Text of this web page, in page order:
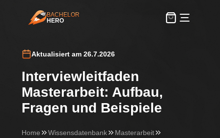
BachelorHero
BACHELOR
HERO
Aktualisiert am 26.7.2026
Interviewleitfaden
Masterarbeit: Aufbau,
Fragen und Beispiele
Home Wissensdatenbank
Masterarbeit